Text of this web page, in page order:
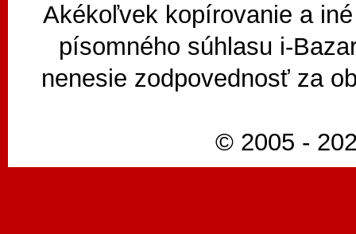
Akékoľvek kopírovanie a
písomného súhlasu i-
nenesie zodpovednosť za
© 2005 -